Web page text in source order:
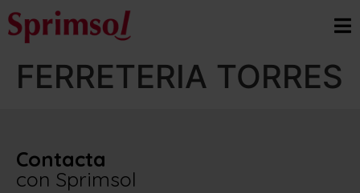
FERRETERIA TORRES
Contacta
con Sprimsol